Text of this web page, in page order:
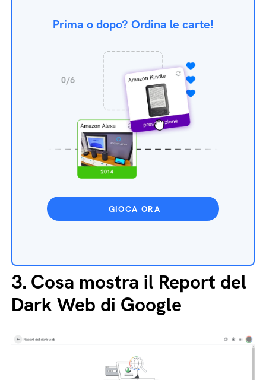
Prima o dopo? Ordina le carte!
GIOCA ORA
3. Cosa mostra il Report del
Dark Web di Google